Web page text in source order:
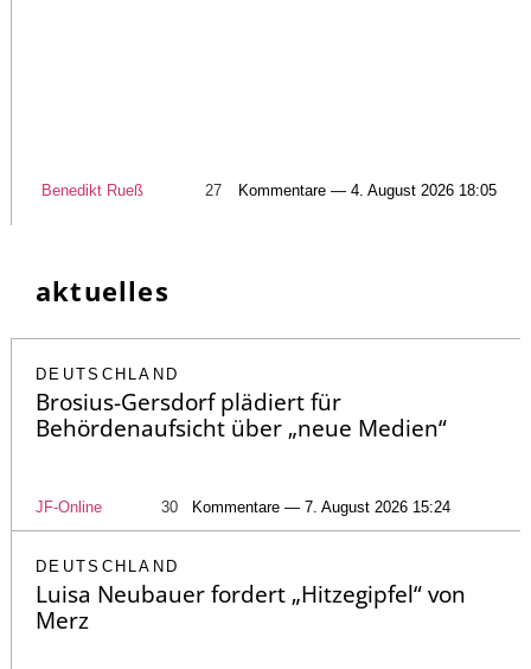
Benedikt Rueß 27 Kommentare — 4. August 2026 18:05
aktuelles
DEUTSCHLAND
Brosius-Gersdorf plädiert für
Behördenaufsicht über „neue Medien“
JF-Online 30 Kommentare — 7. August 2026 15:24
DEUTSCHLAND
Luisa Neubauer fordert „Hitzegipfel“ von
Merz